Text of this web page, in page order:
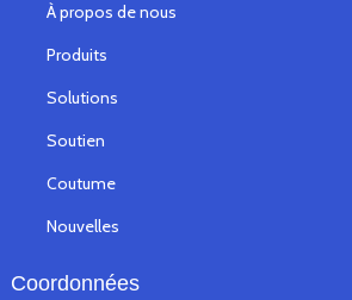
À propos de nous
Produits
Solutions
Soutien
Coutume
Nouvelles
Coordonnées